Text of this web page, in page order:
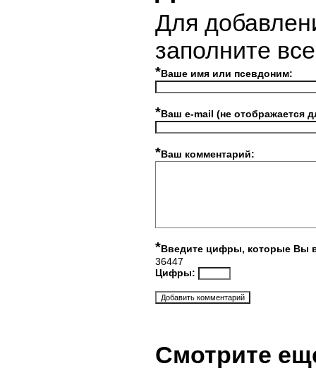
Для
заполните
*Ваше имя или псевдоним:
*Ваш e-mail (не отображается
*Ваш комментарий:
*Введите цифры, которые Вы
36447
Цифры:
Смотрите